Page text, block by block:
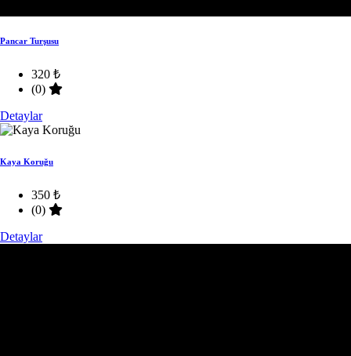
Pancar Turşusu
320 ₺
(0)
Detaylar
Kaya Koruğu
350 ₺
(0)
Detaylar